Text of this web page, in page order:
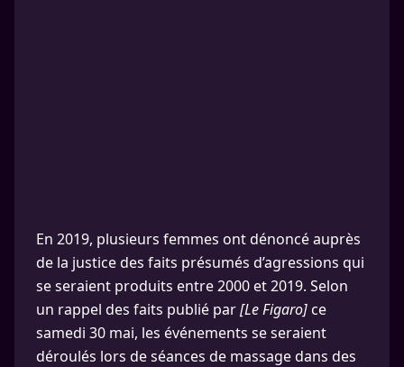
En 2019, plusieurs femmes ont dénoncé auprès
de la justice des faits présumés d’agressions qui
se seraient produits entre 2000 et 2019. Selon
un rappel des faits publié par[Le Figaro] ce
samedi 30 mai, les événements se seraient
déroulés lors de séances de massage dans des